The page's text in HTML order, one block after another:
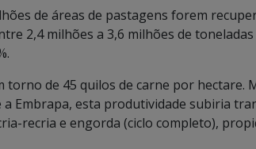
de áreas de pastagens forem
2,4 milhões a 3,6 milhões de
de 45 quilos de carne por hectare.
Embrapa, esta produtividade subiria
recria e engorda (ciclo completo),